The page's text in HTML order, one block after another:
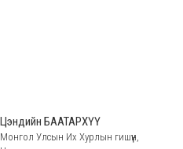
Цэндийн БААТАРХҮҮ
Монгол Улсын Их Хурлын гишүүн,